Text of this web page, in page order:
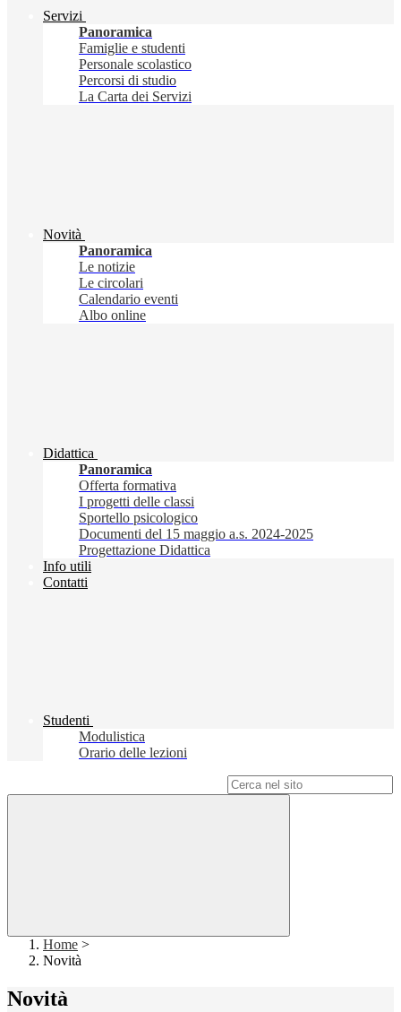
Servizi
Panoramica
Famiglie e studenti
Personale scolastico
Percorsi di studio
La Carta dei Servizi
Novità
Panoramica
Le notizie
Le circolari
Calendario eventi
Albo online
Didattica
Panoramica
Offerta formativa
I progetti delle classi
Sportello psicologico
Documenti del 15 maggio a.s. 2024-2025
Progettazione Didattica
Info utili
Contatti
Studenti
Modulistica
Orario delle lezioni
Home >
Novità
Novità